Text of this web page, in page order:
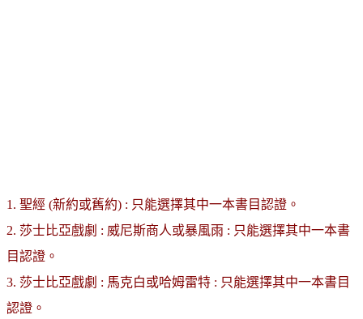
1. 聖經 (新約或舊約) : 只能選擇其中一本書目認證。
2. 莎士比亞戲劇 : 威尼斯商人或暴風雨 : 只能選擇其中一本書
目認證。
3. 莎士比亞戲劇 : 馬克白或哈姆雷特 : 只能選擇其中一本書目
認證。